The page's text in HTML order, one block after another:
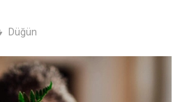
Düğün